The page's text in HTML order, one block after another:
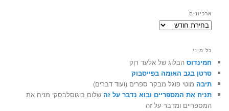
ארכיונים
ארכיונים
כל מיני
חמינדוס הבלוג של אלעד רוֶק
סרטן בגב האומה בפייסבוק
תיבה מוטי פוגל מבקר ספרים (ועוד דברים)
תניח את המספריים ובוא נדבר על זה שלום בוגוסלבסקי מניח את
המספריים ומדבר על זה